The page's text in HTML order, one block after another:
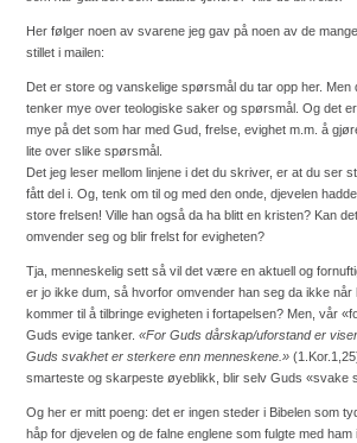
Her følger noen av svarene jeg gav på noen av de
stillet i mailen:
Det er store og vanskelige spørsmål du tar opp her. Men
tenker mye over teologiske saker og spørsmål. Og det
mye på det som har med Gud, frelse, evighet m.m. å
lite over slike spørsmål.
Det jeg leser mellom linjene i det du skriver, er at du ser
fått del i. Og, tenk om til og med den onde, djevelen
store frelsen! Ville han også da ha blitt en kristen? Kan
omvender seg og blir frelst for evigheten?
Tja, menneskelig sett så vil det være en aktuell og
er jo ikke dum, så hvorfor omvender han seg da ikke
kommer til å tilbringe evigheten i fortapelsen? Men, vår
Guds evige tanker. «For Guds dårskap/uforstand er
Guds svakhet er sterkere enn menneskene.»
smarteste og skarpeste øyeblikk, blir selv Guds «svake
Og her er mitt poeng: det er ingen steder i Bibelen som
håp for djevelen og de falne englene som fulgte med